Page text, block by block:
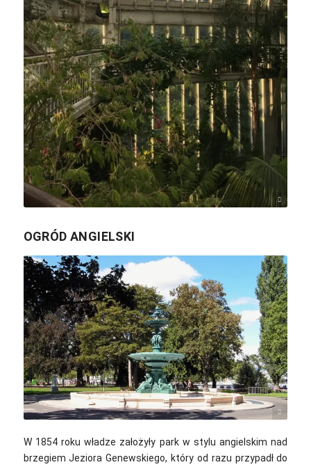
Stenka Knrm / Unsplash
OGRÓD ANGIELSKI
Romano1246 / Wikimedia Commons / CC-BY-SA-3.0,2.5,2.0,1.0
W 1854 roku władze założyły park w stylu angielskim nad
brzegiem Jeziora Genewskiego, który od razu przypadł do